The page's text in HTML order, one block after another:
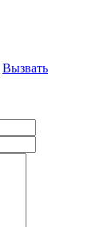
Вызвать